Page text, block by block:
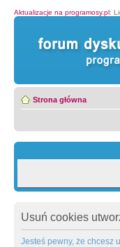
Aktualizacje na programosy.pl:
Strona główna
Usuń cookies
Jesteś pewny, że chcesz